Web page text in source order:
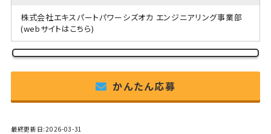
株式会社エキスパートパワーシズオカ エンジニアリング事業部
(webサイトはこちら)
かんたん応募
最終更新日:2026-03-31